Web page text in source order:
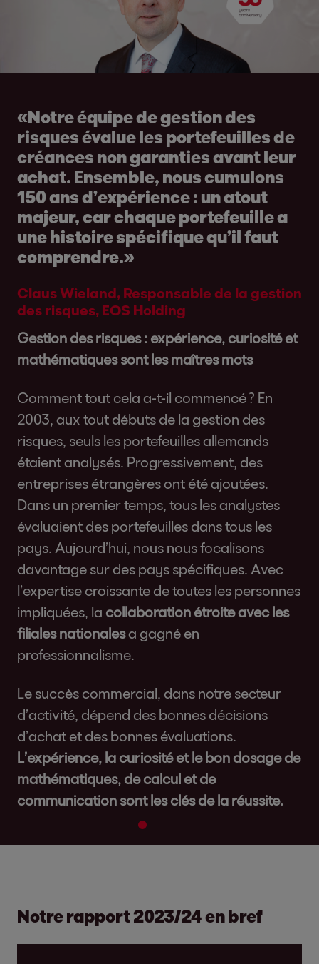
«Notre équipe de gestion des
risques évalue les portefeuilles de
créances non garanties avant leur
achat. Ensemble, nous cumulons
150 ans d’expérience : un atout
majeur, car chaque portefeuille a
une histoire spécifique qu’il faut
comprendre.»
Claus Wieland, Responsable de la gestion
des risques, EOS Holding
Gestion des risques : expérience, curiosité et
mathématiques sont les maîtres mots
Comment tout cela a-t-il commencé ? En
2003, aux tout débuts de la gestion des
risques, seuls les portefeuilles allemands
étaient analysés. Progressivement, des
entreprises étrangères ont été ajoutées.
Dans un premier temps, tous les analystes
évaluaient des portefeuilles dans tous les
pays. Aujourd’hui, nous nous focalisons
davantage sur des pays spécifiques. Avec
l’expertise croissante de toutes les personnes
impliquées, la collaboration étroite avec les
filiales nationalesa gagné en
professionnalisme.
Le succès commercial, dans notre secteur
d’activité, dépend des bonnes décisions
d’achat et des bonnes évaluations.
L’expérience, la curiosité et le bon dosage de
mathématiques, de calcul et de
communication sont les clés de la réussite.
Notre rapport 2023/24 en bref